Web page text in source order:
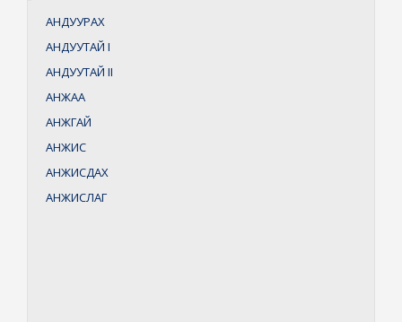
АНДУУРАХ
АНДУУТАЙ I
АНДУУТАЙ II
АНЖАА
АНЖГАЙ
АНЖИС
АНЖИСДАХ
АНЖИСЛАГ